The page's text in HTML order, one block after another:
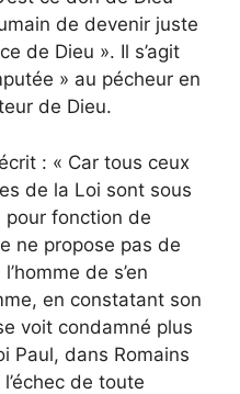
de devenir juste
de Dieu ». Il s’agit
» au pécheur en
de Dieu.
: « Car tous ceux
de la Loi sont sous
pour fonction de
ne propose pas de
de s’en
en constatant son
voit condamné plus
Paul, dans Romains
de toute